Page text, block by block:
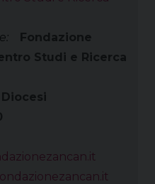
Fondazione
Studi e Ricerca